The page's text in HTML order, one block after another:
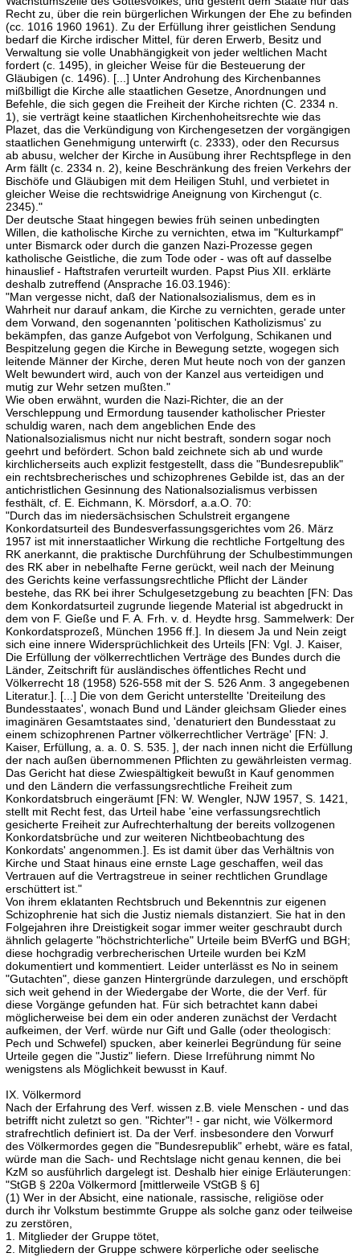
Recht zu, über die rein bürgerlichen Wirkungen der Ehe zu befinden
(cc. 1016 1960 1961). Zu der Erfüllung ihrer geistlichen Sendung
bedarf die Kirche irdischer Mittel, für deren Erwerb, Besitz und
Verwaltung sie volle Unabhängigkeit von jeder weltlichen Macht
fordert (c. 1495), in gleicher Weise für die Besteuerung der
Gläubigen (c. 1496). [...] Unter Androhung des Kirchenbannes
mißbilligt die Kirche alle staatlichen Gesetze, Anordnungen und
Befehle, die sich gegen die Freiheit der Kirche richten (C. 2334 n.
1), sie verträgt keine staatlichen Kirchenhoheitsrechte wie das
Plazet, das die Verkündigung von Kirchengesetzen der vorgängigen
staatlichen Genehmigung unterwirft (c. 2333), oder den Recursus
ab abusu, welcher der Kirche in Ausübung ihrer Rechtspflege in den
Arm fällt (c. 2334 n. 2), keine Beschränkung des freien Verkehrs der
Bischöfe und Gläubigen mit dem Heiligen Stuhl, und verbietet in
gleicher Weise die rechtswidrige Aneignung von Kirchengut (c.
2345)."
Der deutsche Staat hingegen bewies früh seinen unbedingten
Willen, die katholische Kirche zu vernichten, etwa im "Kulturkampf"
unter Bismarck oder durch die ganzen Nazi-Prozesse gegen
katholische Geistliche, die zum Tode oder - was oft auf dasselbe
hinauslief - Haftstrafen verurteilt wurden. Papst Pius XII. erklärte
deshalb zutreffend (Ansprache 16.03.1946):
"Man vergesse nicht, daß der Nationalsozialismus, dem es in
Wahrheit nur darauf ankam, die Kirche zu vernichten, gerade unter
dem Vorwand, den sogenannten 'politischen Katholizismus' zu
bekämpfen, das ganze Aufgebot von Verfolgung, Schikanen und
Bespitzelung gegen die Kirche in Bewegung setzte, wogegen sich
leitende Männer der Kirche, deren Mut heute noch von der ganzen
Welt bewundert wird, auch von der Kanzel aus verteidigen und
mutig zur Wehr setzen mußten."
Wie oben erwähnt, wurden die Nazi-Richter, die an der
Verschleppung und Ermordung tausender katholischer Priester
schuldig waren, nach dem angeblichen Ende des
Nationalsozialismus nicht nur nicht bestraft, sondern sogar noch
geehrt und befördert. Schon bald zeichnete sich ab und wurde
kirchlicherseits auch explizit festgestellt, dass die "Bundesrepublik"
ein rechtsbrecherisches und schizophrenes Gebilde ist, das an der
antichristlichen Gesinnung des Nationalsozialismus verbissen
festhält, cf. E. Eichmann, K. Mörsdorf, a.a.O. 70:
"Durch das im niedersächsischen Schulstreit ergangene
Konkordatsurteil des Bundesverfassungsgerichtes vom 26. März
1957 ist mit innerstaatlicher Wirkung die rechtliche Fortgeltung des
RK anerkannt, die praktische Durchführung der Schulbestimmungen
des RK aber in nebelhafte Ferne gerückt, weil nach der Meinung
des Gerichts keine verfassungsrechtliche Pflicht der Länder
bestehe, das RK bei ihrer Schulgesetzgebung zu beachten [FN: Das
dem Konkordatsurteil zugrunde liegende Material ist abgedruckt in
dem von F. Gieße und F. A. Frh. v. d. Heydte hrsg. Sammelwerk: Der
Konkordatsprozeß, München 1956 ff.]. In diesem Ja und Nein zeigt
sich eine innere Widersprüchlichkeit des Urteils [FN: Vgl. J. Kaiser,
Die Erfüllung der völkerrechtlichen Verträge des Bundes durch die
Länder, Zeitschrift für ausländisches öffentliches Recht und
Völkerrecht 18 (1958) 526-558 mit der S. 526 Anm. 3 angegebenen
Literatur.]. [...] Die von dem Gericht unterstellte 'Dreiteilung des
Bundesstaates', wonach Bund und Länder gleichsam Glieder eines
imaginären Gesamtstaates sind, 'denaturiert den Bundesstaat zu
einem schizophrenen Partner völkerrechtlicher Verträge' [FN: J.
Kaiser, Erfüllung, a. a. 0. S. 535. ], der nach innen nicht die Erfüllung
der nach außen übernommenen Pflichten zu gewährleisten vermag.
Das Gericht hat diese Zwiespältigkeit bewußt in Kauf genommen
und den Ländern die verfassungsrechtliche Freiheit zum
Konkordatsbruch eingeräumt [FN: W. Wengler, NJW 1957, S. 1421,
stellt mit Recht fest, das Urteil habe 'eine verfassungsrechtlich
gesicherte Freiheit zur Aufrechterhaltung der bereits vollzogenen
Konkordatsbrüche und zur weiteren Nichtbeobachtung des
Konkordats' angenommen.]. Es ist damit über das Verhältnis von
Kirche und Staat hinaus eine ernste Lage geschaffen, weil das
Vertrauen auf die Vertragstreue in seiner rechtlichen Grundlage
erschüttert ist."
Von ihrem eklatanten Rechtsbruch und Bekenntnis zur eigenen
Schizophrenie hat sich die Justiz niemals distanziert. Sie hat in den
Folgejahren ihre Dreistigkeit sogar immer weiter geschraubt durch
ähnlich gelagerte "höchstrichterliche" Urteile beim BVerfG und BGH;
diese hochgradig verbrecherischen Urteile wurden bei KzM
dokumentiert und kommentiert. Leider unterlässt es No in seinem
"Gutachten", diese ganzen Hintergründe darzulegen, und erschöpft
sich weit gehend in der Wiedergabe der Worte, die der Verf. für
diese Vorgänge gefunden hat. Für sich betrachtet kann dabei
möglicherweise bei dem ein oder anderen zunächst der Verdacht
aufkeimen, der Verf. würde nur Gift und Galle (oder theologisch:
Pech und Schwefel) spucken, aber keinerlei Begründung für seine
Urteile gegen die "Justiz" liefern. Diese Irreführung nimmt No
wenigstens als Möglichkeit bewusst in Kauf.
IX. Völkermord
Nach der Erfahrung des Verf. wissen z.B. viele Menschen - und das
betrifft nicht zuletzt so gen. "Richter"! - gar nicht, wie Völkermord
strafrechtlich definiert ist. Da der Verf. insbesondere den Vorwurf
des Völkermordes gegen die "Bundesrepublik" erhebt, wäre es fatal,
würde man die Sach- und Rechtslage nicht genau kennen, die bei
KzM so ausführlich dargelegt ist. Deshalb hier einige Erläuterungen:
"StGB § 220a Völkermord [mittlerweile VStGB § 6]
(1) Wer in der Absicht, eine nationale, rassische, religiöse oder
durch ihr Volkstum bestimmte Gruppe als solche ganz oder teilweise
zu zerstören,
1. Mitglieder der Gruppe tötet,
2. Mitgliedern der Gruppe schwere körperliche oder seelische